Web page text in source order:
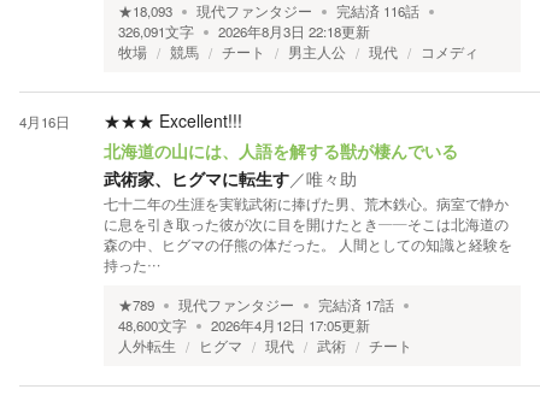
★18,093 現代ファンタジー 完結済 116話
326,091文字 2026年8月3日 22:18更新
牧場
競馬 チート 男主人公 現代 コメディ
4月16日 ★★★ Excellent!!!
北海道の山には、人語を解する獣が棲んでいる
武術家、ヒグマに転生す／唯々助
七十二年の生涯を実戦武術に捧げた男、荒木鉄心。病室で静か
に息を引き取った彼が次に目を開けたとき――そこは北海道の
森の中、ヒグマの仔熊の体だった。 人間としての知識と経験を
持った…
★789 現代ファンタジー 完結済 17話
48,600文字 2026年4月12日 17:05更新
人外転生
ヒグマ 現代 武術 チート